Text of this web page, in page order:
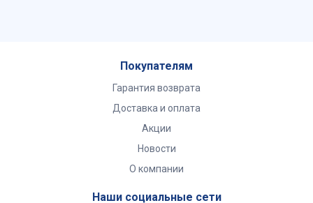
Покупателям
Гарантия возврата
Доставка и оплата
Акции
Новости
О компании
Наши социальные сети